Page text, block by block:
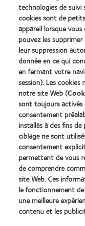
conduite
vision de près
plus couramment
épaisseur rendent la
et le port plus
Nos produits
Trouver un
Lentilles de
Nouveau porteur
technologies de suivi
cookies sont de
appareil lorsque
pouvez les
leur suppression
donnée en ce qui
en fermant votre
session). Les
notre site Web (
sont toujours
consentement
installés à des fins
ciblage ne sont
consentement
permettent de vous
de comprendre
site Web. Ces
le fonctionnement
une meilleure
contenu et les